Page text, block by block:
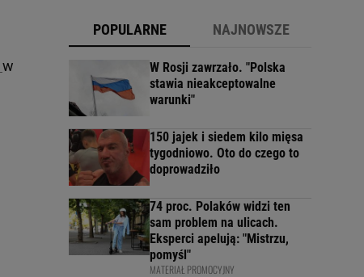
w
POPULARNE NAJNOWSZE
W Rosji zawrzało. "Polska
stawia nieakceptowalne
warunki"
150 jajek i siedem kilo mięsa
tygodniowo. Oto do czego to
doprowadziło
74 proc. Polaków widzi ten
sam problem na ulicach.
Eksperci apelują: "Mistrzu,
pomyśl"
MATERIAŁ PROMOCYJNY